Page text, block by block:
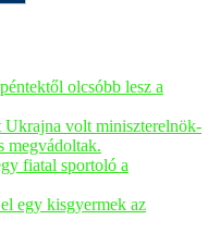
olcsóbb lesz a
volt miniszterelnök-
megvádoltak.
fiatal sportoló a
egy kisgyermek az